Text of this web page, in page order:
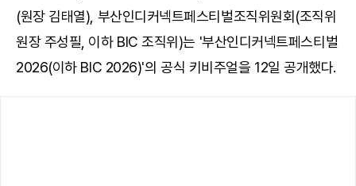
(원장 김태열), 부산인디커넥트페스티벌조직위원회(조직위
원장 주성필, 이하 BIC 조직위)는 '부산인디커넥트페스티벌
2026(이하 BIC 2026)'의 공식 키비주얼을 12일 공개했다.